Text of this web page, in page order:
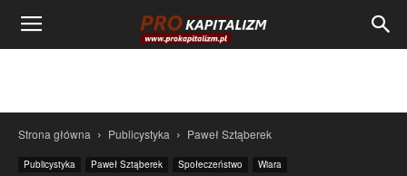
Strona główna Publicystyka Paweł Sztąberek
Publicystyka Paweł Sztąberek Społeczeństwo Wiara